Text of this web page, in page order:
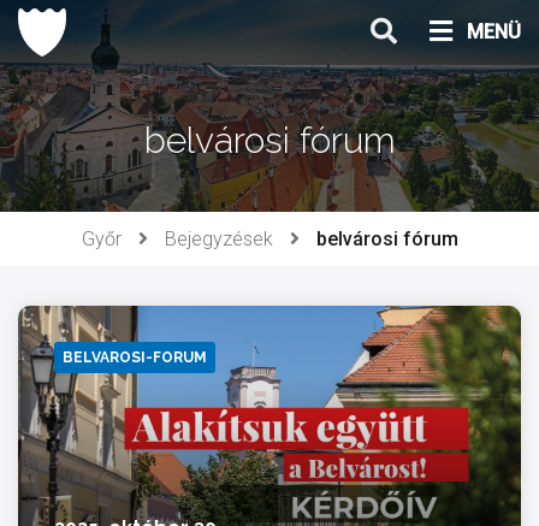
Ugrás
tartalomhoz
MENÜ
belvárosi fórum
Győr Bejegyzések belvárosi fórum
BELVAROSI-FORUM